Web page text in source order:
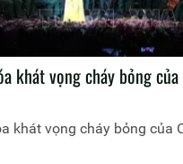
khát vọng cháy bỏng
khát vọng cháy bỏng của